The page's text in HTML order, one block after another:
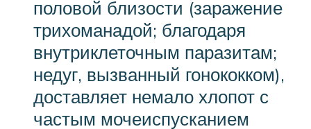
половой близости (заражение
трихоманадой; благодаря
внутриклеточным паразитам;
недуг, вызванный гонококком),
доставляет немало хлопот с
частым мочеиспусканием